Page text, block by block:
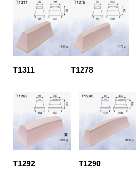
T1311 T1278
T1292 T1290